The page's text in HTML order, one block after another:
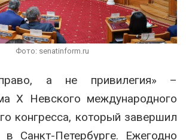
Фото: senatinform.ru
а не привилегия» –
X Невского международного
конгресса, который завершил
Санкт-Петербурге. Ежегодно